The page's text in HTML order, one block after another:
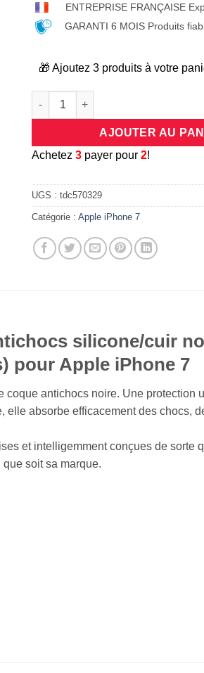
ENTREPRISE FRANÇAISE
GARANTI 6 MOIS Produits
🎁 Ajoutez 3 produits à votre
quantité de Coque universelle
AJOUTER AU
Achetez3 payer pour2!
UGS :tdc570329
Catégorie :Apple iPhone 7
silicone/cuir
pour Apple iPhone 7
coque antichocs noire. Une protection
elle absorbe efficacement des chocs,
et intelligemment conçues de sorte
que soit sa marque.